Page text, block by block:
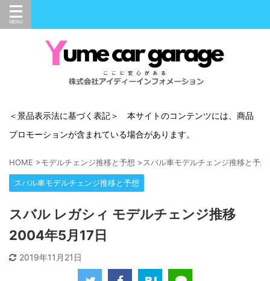
＜景品表示法に基づく表記＞ 本サイトのコンテンツには、商品
プロモーションが含まれている場合があります。
HOME >モデルチェンジ推移と予想 >スバル車モデルチェンジ推移と予想
スバル車モデルチェンジ推移と予想
スバル レガシィ モデルチェンジ推移
2004年5月17日
2019年11月21日